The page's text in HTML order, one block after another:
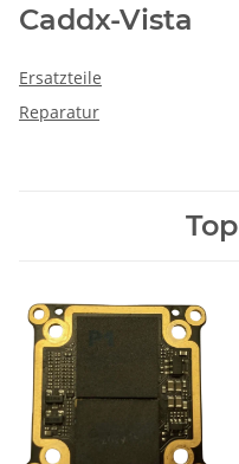
Caddx-Vista
Ersatzteile
Reparatur